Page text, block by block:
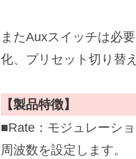
またAuxスイッチは必
化、プリセット切り替
【製品特徴】
■Rate：モジュレーシ
周波数を設定します。